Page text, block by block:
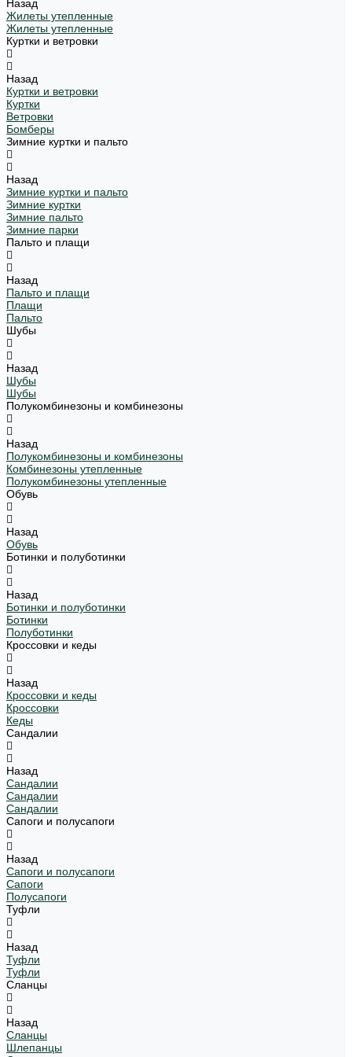
Назад
Жилеты утепленные
Жилеты утепленные
Куртки и ветровки
Назад
Куртки и ветровки
Куртки
Ветровки
Бомберы
Зимние куртки и пальто
Назад
Зимние куртки и пальто
Зимние куртки
Зимние пальто
Зимние парки
Пальто и плащи
Назад
Пальто и плащи
Плащи
Пальто
Шубы
Назад
Шубы
Шубы
Полукомбинезоны и комбинезоны
Назад
Полукомбинезоны и комбинезоны
Комбинезоны утепленные
Полукомбинезоны утепленные
Обувь
Назад
Обувь
Ботинки и полуботинки
Назад
Ботинки и полуботинки
Ботинки
Полуботинки
Кроссовки и кеды
Назад
Кроссовки и кеды
Кроссовки
Кеды
Сандалии
Назад
Сандалии
Сандалии
Сандалии
Сапоги и полусапоги
Назад
Сапоги и полусапоги
Сапоги
Полусапоги
Туфли
Назад
Туфли
Туфли
Сланцы
Назад
Сланцы
Шлепанцы